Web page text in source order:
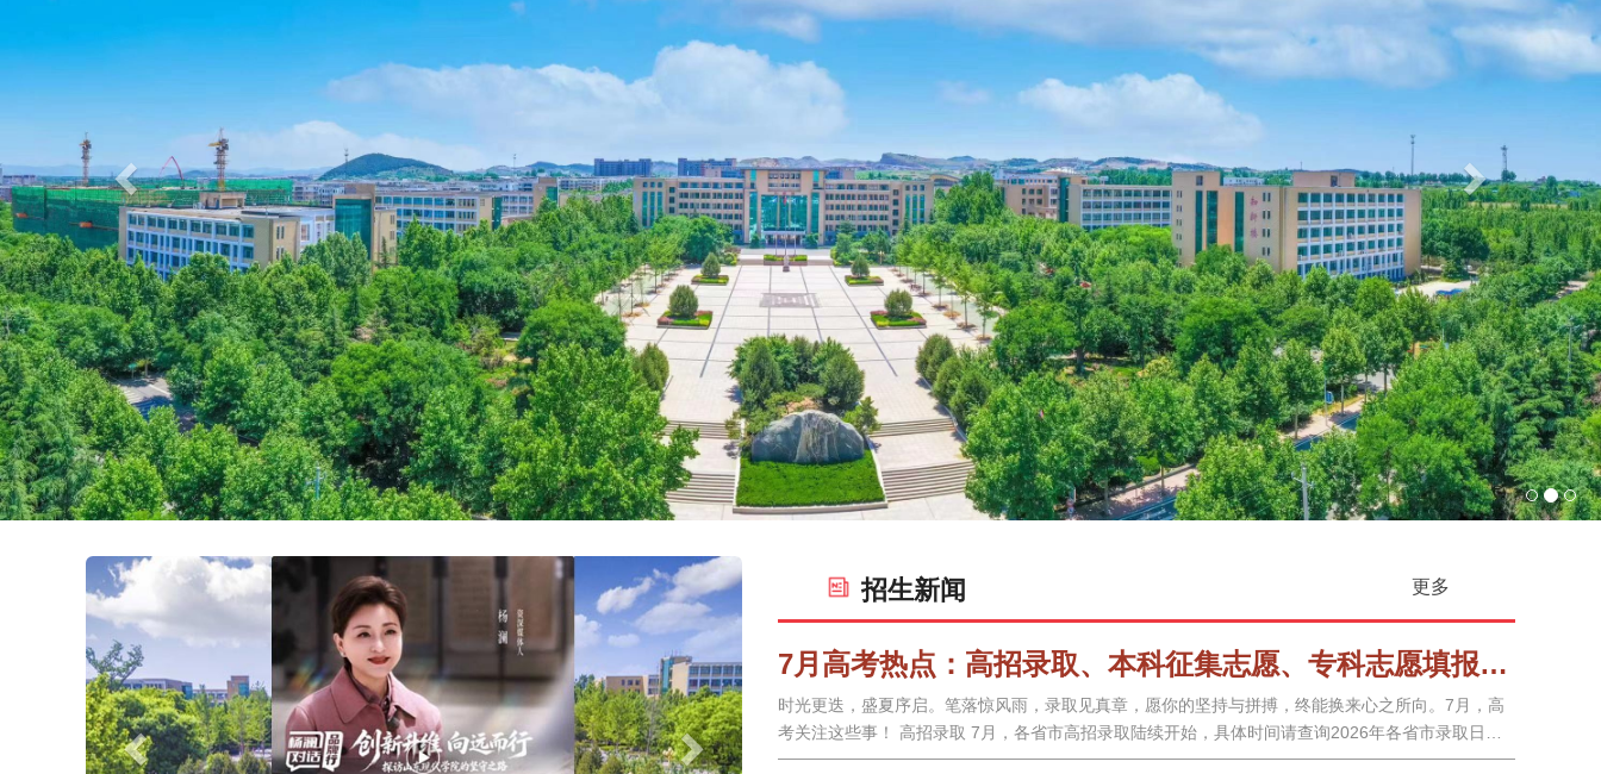
Previous Next
招生新闻 更多
7月高考热点：高招录取、本科征集志愿、专科志愿填报、高校寄送录取通知书
时光更迭，盛夏序启。笔落惊风雨，录取见真章，愿你的坚持与拼搏，终能换来心之所向。7月，高
考关注这些事！ 高招录取 7月，各省市高招录取陆续开始，具体时间请查询2026年各省市录取日
程。考生和家长可关注各批次录取进程，及时查询录取结果。另外，参加公安、军队院校等类型招生